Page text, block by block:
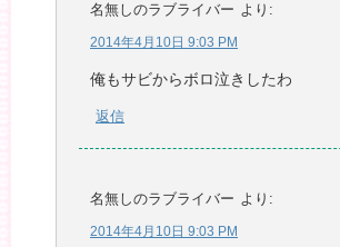
名無しのラブライバー より:
2014年4月10日 9:03 PM
俺もサビからボロ泣きしたわ
返信
名無しのラブライバー より:
2014年4月10日 9:03 PM